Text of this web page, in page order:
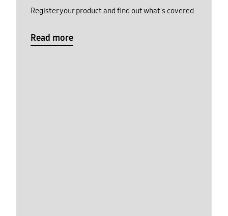
Register your product and find out what's covered
Read more